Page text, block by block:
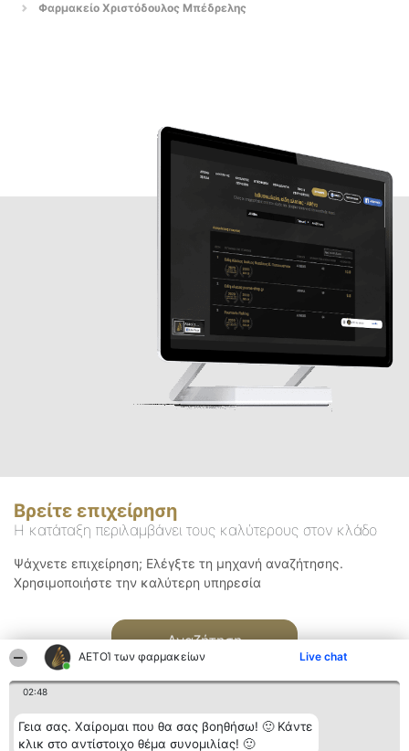
ΑΕΤΟΊ των φαρμακείων Live chat
02:48
Γεια σας. Χαίρομαι που θα σας βοηθήσω! 🙂 Κάντε
κλικ στο αντίστοιχο θέμα συνομιλίας! 🙂
Φαρμακείο Χριστόδουλος Μπέδρελης
Βρείτε επιχείρηση
Η κατάταξη περιλαμβάνει τους καλύτερους στον κλάδο
Ψάχνετε επιχείρηση; Ελέγξτε τη μηχανή αναζήτησης.
Χρησιμοποιήστε την καλύτερη υπηρεσία
Αναζήτηση